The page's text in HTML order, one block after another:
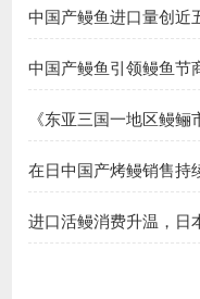
盛集团（姚弓善副会长）
乐 王平雄副会长 捐赠
福建省鳗业协会:
、福州市 1.李本华 捐赠
2.福州 阙院生 捐赠50000
餐饮管理有限公司(阮盛泉)
中国产鳗鱼进口量创近
中国产鳗鱼引领鳗鱼节
《东亚三国一地区鳗鲡
在日中国产烤鳗销售持
进口活鳗消费升温，日